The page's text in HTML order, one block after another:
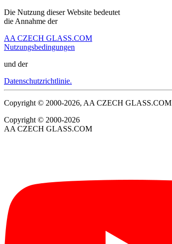
Die Nutzung dieser Website bedeutet
die Annahme der
AA CZECH GLASS.COM
Nutzungsbedingungen
und der
Datenschutzrichtlinie.
Copyright © 2000-2026, AA CZECH GLASS.COM
Copyright © 2000-2026
AA CZECH GLASS.COM